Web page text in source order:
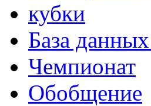
кубки
База
Чемпионат
Обобщение